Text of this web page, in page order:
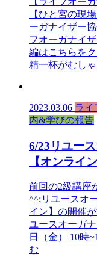
【ひと宮の現
ーガナイザー
フオーガナイ
編はこちらを
精一杯がむし
2023.03.06 ライ
内&学びの報告
6/23リユー
【オンライ
前回の2級講座
^^;リユースオ
イン】の開催
ユースオーガ
日（金） 10時
む